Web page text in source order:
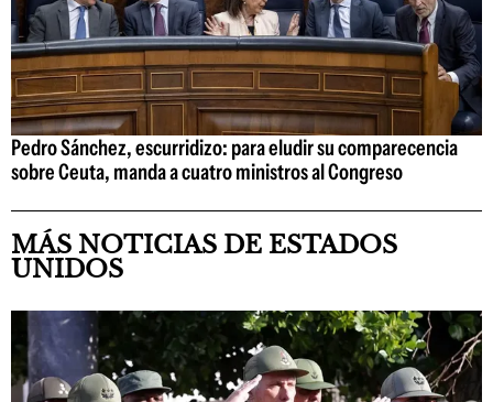
Pedro Sánchez, escurridizo: para eludir su comparecencia
sobre Ceuta, manda a cuatro ministros al Congreso
MÁS NOTICIAS DE ESTADOS
UNIDOS